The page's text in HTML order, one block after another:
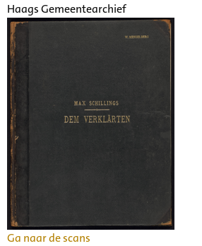
Haags Gemeentearchief
Ga naar de scans